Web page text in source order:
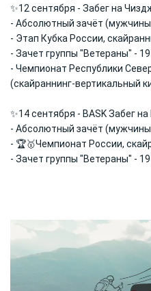
✨12 сентября - Забег на
- Абсолютный зачёт
- Этап Кубка России,
- Зачет группы "Ветераны" -
- Чемпионат Республики
(скайраннинг-вертикальный
✨14 сентября - BASK Забег
- Абсолютный зачёт
- 🏆🥇Чемпионат России,
- Зачет группы "Ветераны" -